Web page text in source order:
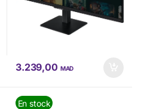
3.239,00 MAD
En stock